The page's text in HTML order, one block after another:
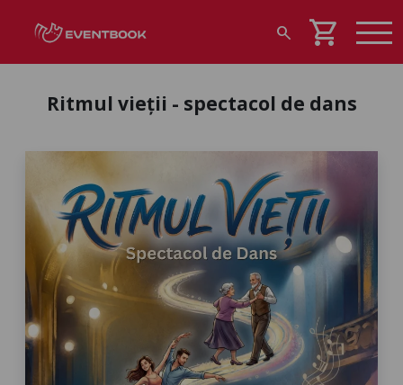
search shopping_cart
Ritmul vieții - spectacol de dans